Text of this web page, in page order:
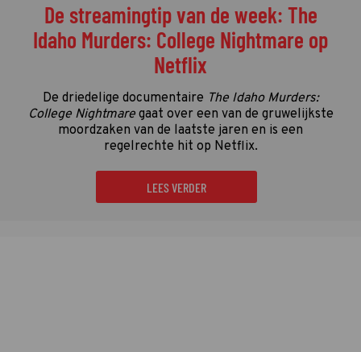
De streamingtip van de week: The
Idaho Murders: College Nightmare op
Netflix
De driedelige documentaire The Idaho Murders:
College Nightmaregaat over een van de gruwelijkste
moordzaken van de laatste jaren en is een
regelrechte hit op Netflix.
LEES VERDER